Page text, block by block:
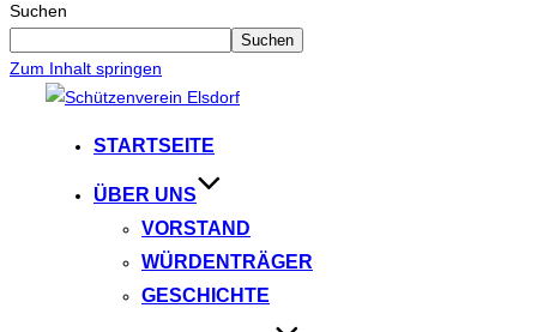
Suchen
Suchen
Zum Inhalt springen
STARTSEITE
ÜBER UNS
VORSTAND
WÜRDENTRÄGER
GESCHICHTE